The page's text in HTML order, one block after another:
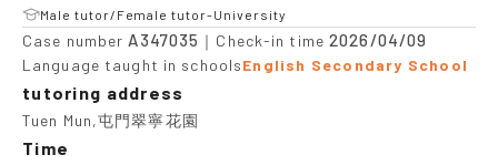
Male tutor/Female tutor-University
Case number A347035 ｜Check-in time2026/04/09
Language taught in schoolsEnglish Secondary School
tutoring address
Tuen Mun,屯門翠寧花園
Time